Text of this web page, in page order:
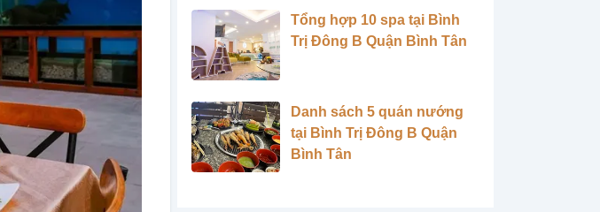
Tổng hợp 10 spa tại Bình
Trị Đông B Quận Bình Tân
Danh sách 5 quán nướng
tại Bình Trị Đông B Quận
Bình Tân